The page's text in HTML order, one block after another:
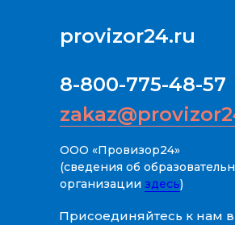
8-800-775-48-57
ООО «Провизор24»
(сведения об
организации здесь)
provizor24.ru
Присоединяйтесь к нам в